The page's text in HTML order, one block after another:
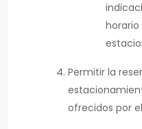
Permitir la
ofrecidos por